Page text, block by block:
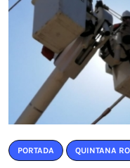
PORTADA QUINTANA